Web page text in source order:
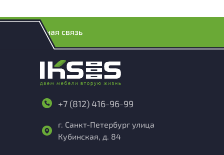
Обратная связь
+7 (812) 416-96-99
г. Санкт-Петербург улица
Кубинская, д. 84